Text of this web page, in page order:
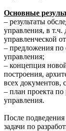
Основные
– результаты
управления, в
управленческой
– предложения
управления;
– концепция
построения,
всех документов,
– план проекта
управления.
После подведения
задачи по